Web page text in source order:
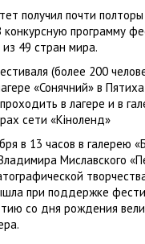
получил почти
программу
49 стран мира.
(более 200
«Сонячний» в
в лагере и в
сети «Кіноленд»
в 13 часов в галерею
Миславского
при поддержке
со дня рождения